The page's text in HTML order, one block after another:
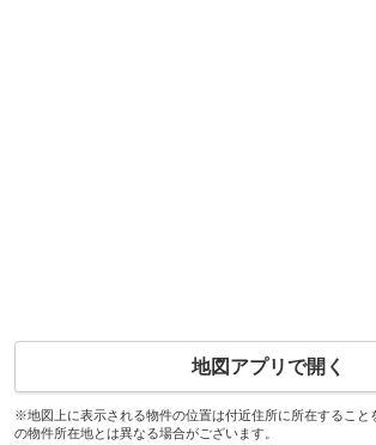
地図アプリで開く
※地図上に表示される物件の位置は付近住所に所在すること
の物件所在地とは異なる場合がございます。